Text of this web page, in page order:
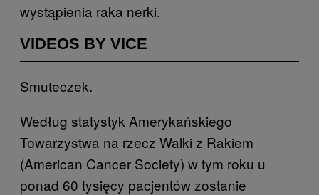
wystąpienia raka nerki.
VIDEOS BY VICE
Smuteczek.
Według statystyk Amerykańskiego
Towarzystwa na rzecz Walki z Rakiem
(American Cancer Society) w tym roku u
ponad 60 tysięcy pacjentów zostanie